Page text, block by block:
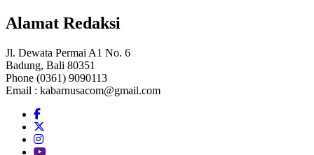
Alamat Redaksi
Jl. Dewata Permai A1 No. 6
Badung, Bali 80351
Phone (0361) 9090113
Email : kabarnusacom@gmail.com